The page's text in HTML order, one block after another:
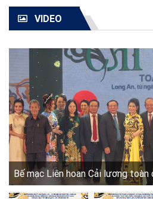
VIDEO
Bế mạc Liên hoan Cải lương toàn